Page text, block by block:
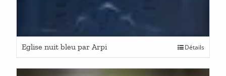
Eglise nuit bleu par Arpi Détails